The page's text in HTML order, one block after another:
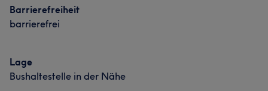
Barrierefreiheit
barrierefrei
Lage
Bushaltestelle in der Nähe